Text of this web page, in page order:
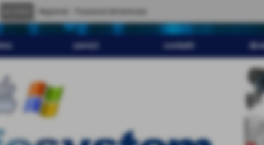
servizi contatti